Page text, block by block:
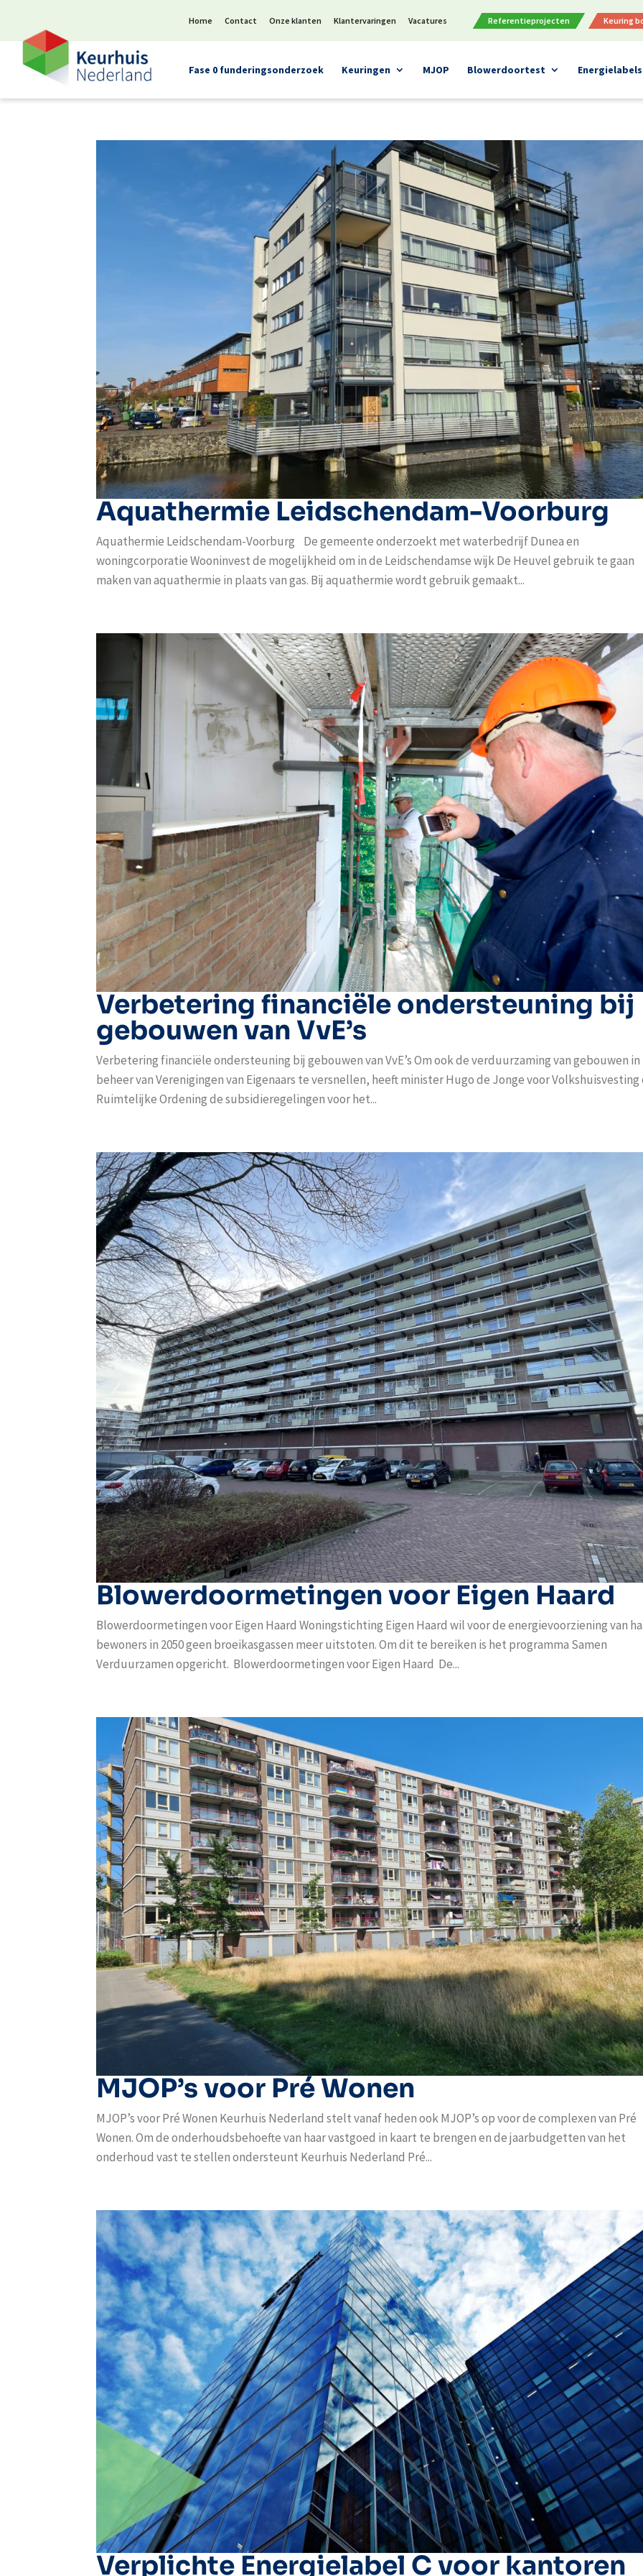
Home Contact Onze klanten Klantervaringen Vacatures Referentieprojecten Keuring
Fase 0 funderingsonderzoek Keuringen MJOP Blowerdoortest Energielabels
Aquathermie Leidschendam-Voorburg
Aquathermie Leidschendam-Voorburg De gemeente onderzoekt met waterbedrijf Dunea en
woningcorporatie Wooninvest de mogelijkheid om in de Leidschendamse wijk De Heuvel gebruik te gaan
maken van aquathermie in plaats van gas. Bij aquathermie wordt gebruik gemaakt...
Verbetering financiële ondersteuning bij
gebouwen van VvE’s
Verbetering financiële ondersteuning bij gebouwen van VvE’s Om ook de verduurzaming van gebouwen in
beheer van Verenigingen van Eigenaars te versnellen, heeft minister Hugo de Jonge voor Volkshuisvesting
Ruimtelijke Ordening de subsidieregelingen voor het...
Blowerdoormetingen voor Eigen Haard
Blowerdoormetingen voor Eigen Haard Woningstichting Eigen Haard wil voor de energievoorziening van
bewoners in 2050 geen broeikasgassen meer uitstoten. Om dit te bereiken is het programma Samen
Verduurzamen opgericht. Blowerdoormetingen voor Eigen Haard De...
MJOP’s voor Pré Wonen
MJOP’s voor Pré Wonen Keurhuis Nederland stelt vanaf heden ook MJOP’s op voor de complexen van Pré
Wonen. Om de onderhoudsbehoefte van haar vastgoed in kaart te brengen en de jaarbudgetten van het
onderhoud vast te stellen ondersteunt Keurhuis Nederland Pré...
Verplichte Energielabel C voor kantoren